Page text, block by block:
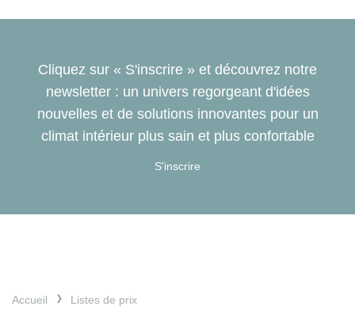
Cliquez sur « S'inscrire » et découvrez notre
newsletter : un univers regorgeant d'idées
nouvelles et de solutions innovantes pour un
climat intérieur plus sain et plus confortable
S'inscrire
Accueil Listes de prix